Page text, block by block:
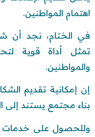
اهتمام المواطنين.
في الختام، نجد أن
تمثل أداة قوية
والمواطنين.
إن إمكانية تقديم
بناء مجتمع يستند إلى
وللحصول على خدمات